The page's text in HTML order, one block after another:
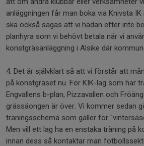
anläggningen får man boka via Knivsta
ska också sägas att vi hädan efter inte
planhyra som vi behövt betala när vi
konstgräsanläggning i Alsike där
4. Det är självklart så att vi förstår att
på konstgräset nu. För KIK-lag som har
Engvallens b-plan, Pizzavallen och
grässäongen är över. Vi kommer sedan
träningsschema som gäller för
Men vill ett lag ha en enstaka träning på
innan dess så kontaktar man